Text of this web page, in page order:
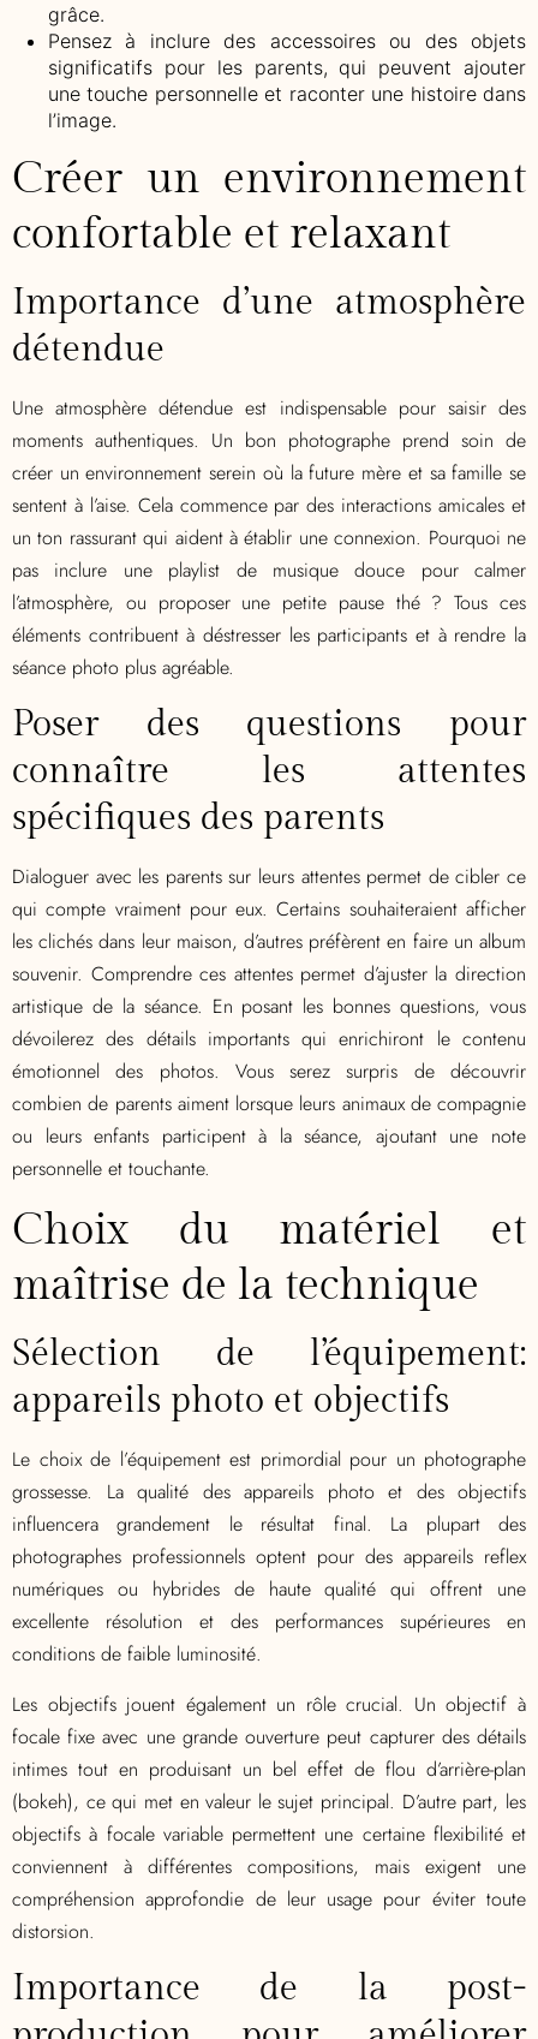
grâce.
Pensez à inclure des accessoires ou des objets
significatifs pour les parents, qui peuvent ajouter
une touche personnelle et raconter une histoire dans
l’image.
Créer un environnement
confortable et relaxant
Importance d’une atmosphère
détendue
Une atmosphère détendue est indispensable pour saisir des
moments authentiques. Un bon photographe prend soin de
créer un environnement serein où la future mère et sa famille se
sentent à l’aise. Cela commence par des interactions amicales et
un ton rassurant qui aident à établir une connexion. Pourquoi ne
pas inclure une playlist de musique douce pour calmer
l’atmosphère, ou proposer une petite pause thé ? Tous ces
éléments contribuent à déstresser les participants et à rendre la
séance photo plus agréable.
Poser des questions pour
connaître les attentes
spécifiques des parents
Dialoguer avec les parents sur leurs attentes permet de cibler ce
qui compte vraiment pour eux. Certains souhaiteraient afficher
les clichés dans leur maison, d’autres préfèrent en faire un album
souvenir. Comprendre ces attentes permet d’ajuster la direction
artistique de la séance. En posant les bonnes questions, vous
dévoilerez des détails importants qui enrichiront le contenu
émotionnel des photos. Vous serez surpris de découvrir
combien de parents aiment lorsque leurs animaux de compagnie
ou leurs enfants participent à la séance, ajoutant une note
personnelle et touchante.
Choix du matériel et
maîtrise de la technique
Sélection de l’équipement:
appareils photo et objectifs
Le choix de l’équipement est primordial pour un photographe
grossesse. La qualité des appareils photo et des objectifs
influencera grandement le résultat final. La plupart des
photographes professionnels optent pour des appareils reflex
numériques ou hybrides de haute qualité qui offrent une
excellente résolution et des performances supérieures en
conditions de faible luminosité.
Les objectifs jouent également un rôle crucial. Un objectif à
focale fixe avec une grande ouverture peut capturer des détails
intimes tout en produisant un bel effet de flou d’arrière-plan
(bokeh), ce qui met en valeur le sujet principal. D’autre part, les
objectifs à focale variable permettent une certaine flexibilité et
conviennent à différentes compositions, mais exigent une
compréhension approfondie de leur usage pour éviter toute
distorsion.
Importance de la post-